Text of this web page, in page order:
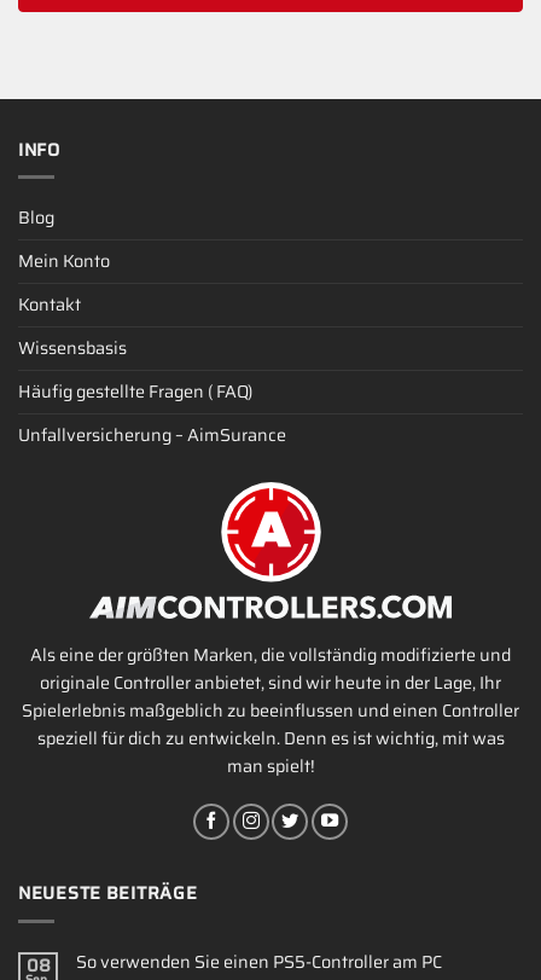
INFO
Blog
Mein Konto
Kontakt
Wissensbasis
Häufig gestellte Fragen ( FAQ)
Unfallversicherung – AimSurance
Als eine der größten Marken, die vollständig modifizierte und
originale Controller anbietet, sind wir heute in der Lage, Ihr
Spielerlebnis maßgeblich zu beeinflussen und einen Controller
speziell für dich zu entwickeln. Denn es ist wichtig, mit was
man spielt!
NEUESTE BEITRÄGE
08 So verwenden Sie einen PS5-Controller am PC